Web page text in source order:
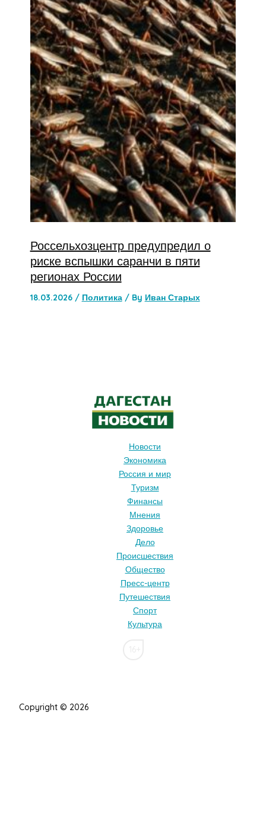
Россельхозцентр предупредил о
риске вспышки саранчи в пяти
регионах России
18.03.2026 / Политика/ By Иван Старых
Новости
Экономика
Россия и мир
Туризм
Финансы
Мнения
Здоровье
Дело
Происшествия
Общество
Пресс-центр
Путешествия
Спорт
Культура
Copyright © 2026